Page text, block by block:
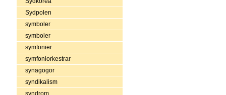
Sydpolen
symboler
symboler
symfonier
symfoniorkestrar
synagogor
syndikalism
syndrom